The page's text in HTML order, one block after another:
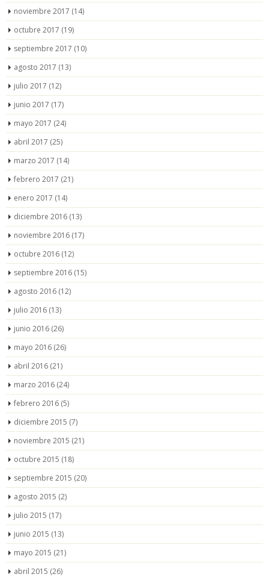
noviembre 2017 (14)
octubre 2017 (19)
septiembre 2017 (10)
agosto 2017 (13)
julio 2017 (12)
junio 2017 (17)
mayo 2017 (24)
abril 2017 (25)
marzo 2017 (14)
febrero 2017 (21)
enero 2017 (14)
diciembre 2016 (13)
noviembre 2016 (17)
octubre 2016 (12)
septiembre 2016 (15)
agosto 2016 (12)
julio 2016 (13)
junio 2016 (26)
mayo 2016 (26)
abril 2016 (21)
marzo 2016 (24)
febrero 2016 (5)
diciembre 2015 (7)
noviembre 2015 (21)
octubre 2015 (18)
septiembre 2015 (20)
agosto 2015 (2)
julio 2015 (17)
junio 2015 (13)
mayo 2015 (21)
abril 2015 (26)